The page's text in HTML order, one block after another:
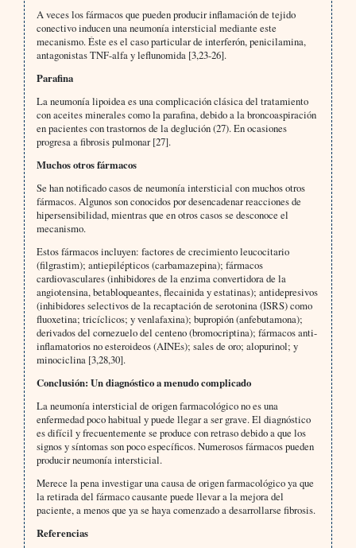
A veces los fármacos que pueden producir inflamación de tejido
conectivo inducen una neumonía intersticial mediante este
mecanismo. Éste es el caso particular de interferón, penicilamina,
antagonistas TNF-alfa y leflunomida [3,23-26].
Parafina
La neumonía lipoidea es una complicación clásica del tratamiento
con aceites minerales como la parafina, debido a la broncoaspiración
en pacientes con trastornos de la deglución (27). En ocasiones
progresa a fibrosis pulmonar [27].
Muchos otros fármacos
Se han notificado casos de neumonía intersticial con muchos otros
fármacos. Algunos son conocidos por desencadenar reacciones de
hipersensibilidad, mientras que en otros casos se desconoce el
mecanismo.
Estos fármacos incluyen: factores de crecimiento leucocitario
(filgrastim); antiepilépticos (car­bamazepina); fármacos
cardiovasculares (inhibidores de la enzima convertidora de la
angiotensina, betabloqueantes, flecainida y estatinas); antidepresivos
(inhibidores selectivos de la recaptación de serotonina (ISRS) como
fluoxetina; tricíclicos; y venlafaxina); bupropión (anfebutamona);
derivados del cornezuelo del centeno (bromocriptina); fármacos anti-
inflamatorios no esteroideos (AINEs); sales de oro; alopurinol; y
minociclina [3,28,­30].
Conclusión: Un diagnóstico a menudo complicado
La neumonía intersticial de origen farmacológico no es una
enfermedad poco habitual y puede llegar a ser grave. El diagnóstico
es difícil y frecuentemente se produce con retraso debido a que los
signos y síntomas son poco específicos. Numerosos fármacos pueden
producir neumonía intersticial.
Merece la pena investigar una causa de origen farmacológico ya que
la retirada del fármaco causante puede llevar a la mejora del
paciente, a menos que ya se haya comenzado a desarrollarse fibrosis.
Referencias